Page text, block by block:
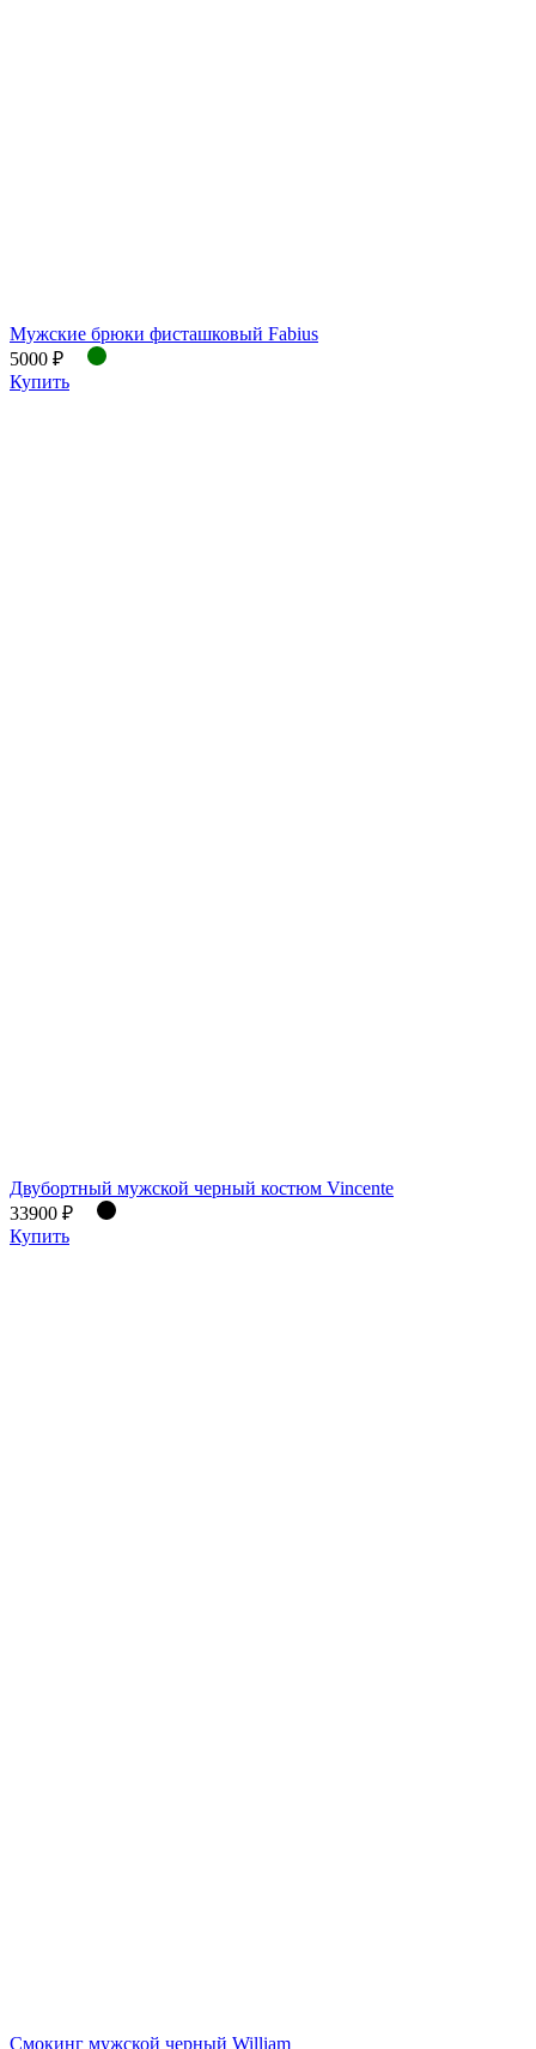
Мужские брюки фисташковый Fabius
5000 ₽
Купить
Двубортный мужской черный костюм Vincente
33900 ₽
Купить
Смокинг мужской черный William